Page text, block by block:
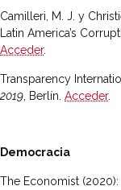
Camilleri, M. J. y
Latin America’s
Acceder.
Transparency
2019 , Berlín. Acceder.
Democracia
The Economist